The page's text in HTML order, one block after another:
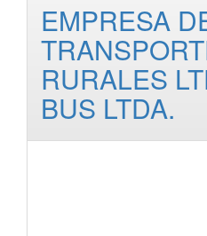
EMPRESA
RURALES
BUS LTDA.